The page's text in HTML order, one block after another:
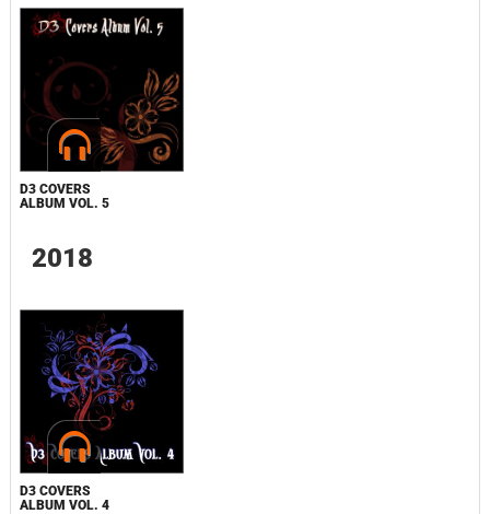
D3 COVERS
ALBUM VOL. 5
2018
D3 COVERS
ALBUM VOL. 4